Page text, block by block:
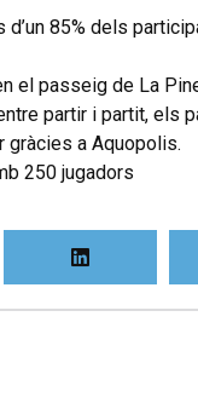
d’un 85% dels
el passeig de La
partir i partit, els
gràcies a Aquopolis.
250 jugadors